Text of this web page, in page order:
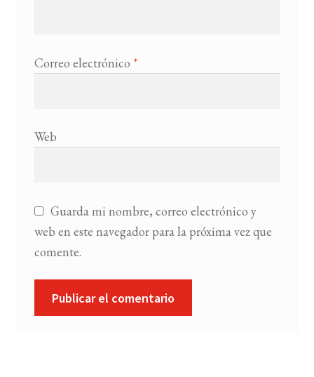
Correo electrónico *
Web
Guarda mi nombre, correo electrónico y
web en este navegador para la próxima vez que
comente.